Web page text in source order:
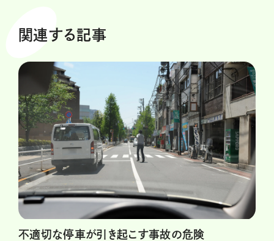
関連する記事
不適切な停車が引き起こす事故の危険